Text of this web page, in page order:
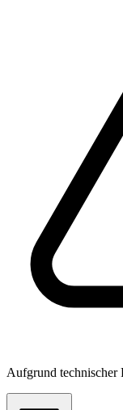
Aufgrund technischer